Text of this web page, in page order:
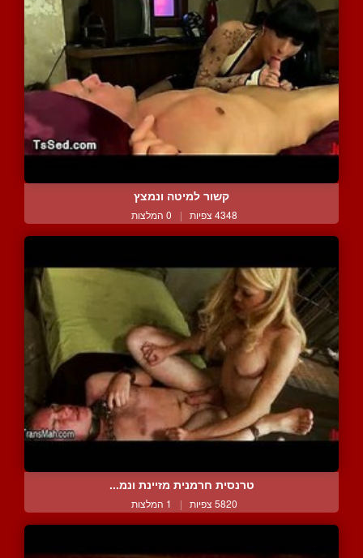
קשור למיטה ונמצץ
4348 צפיות | 0 המלצות
טרנסית חרמנית מזיינת ונמ...
5820 צפיות | 1 המלצות